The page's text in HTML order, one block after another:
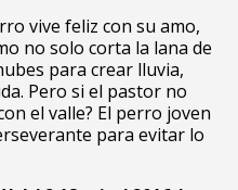
vive feliz con su amo,
no solo corta la lana de
para crear lluvia,
Pero si el pastor no
el valle? El perro joven
para evitar lo